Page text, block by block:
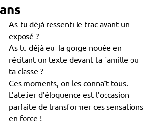
ans
As-tu déjà ressenti le trac avant un
exposé ?
As tu déjà eu  la gorge nouée en
récitant un texte devant ta famille ou
ta classe ?
Ces moments, on les connaît tous.
L’atelier d’éloquence est l’occasion
parfaite de transformer ces sensations
en force !